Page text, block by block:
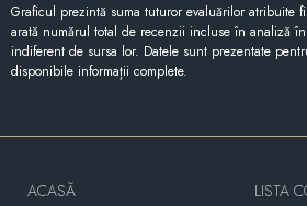
Graficul prezintă suma tuturor evaluărilor atribuite
arată numărul total de recenzii incluse în analiză
indiferent de sursa lor. Datele sunt prezentate
disponibile informații complete.
ACASĂ LISTA